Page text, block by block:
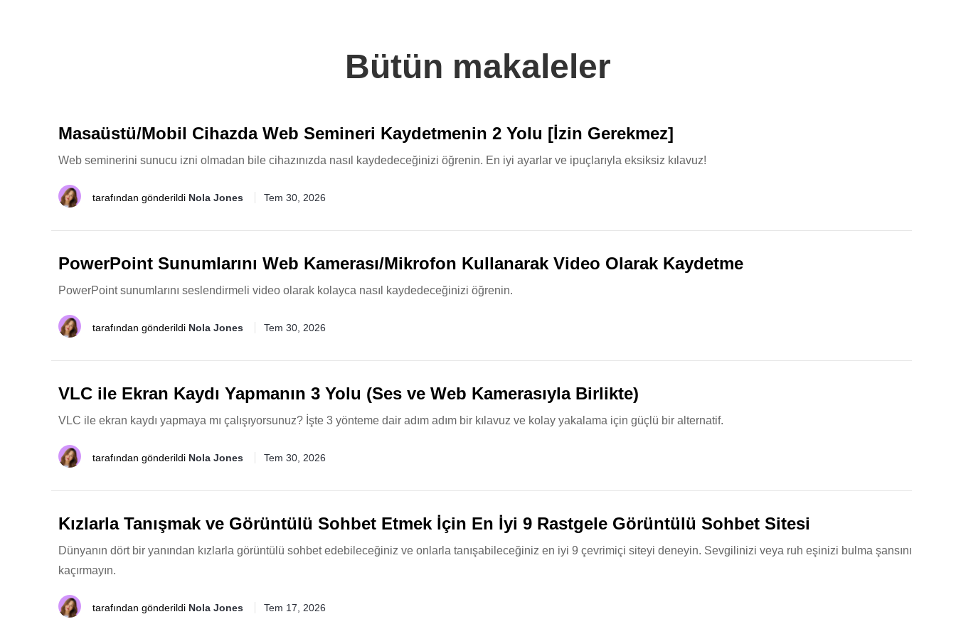
Bütün makaleler
Masaüstü/Mobil Cihazda Web Semineri Kaydetmenin 2 Yolu [İzin Gerekmez]
Web seminerini sunucu izni olmadan bile cihazınızda nasıl kaydedeceğinizi öğrenin. En iyi ayarlar ve ipuçlarıyla eksiksiz kılavuz!
tarafından gönderildi Nola Jones Tem 30, 2026
PowerPoint Sunumlarını Web Kamerası/Mikrofon Kullanarak Video Olarak Kaydetme
PowerPoint sunumlarını seslendirmeli video olarak kolayca nasıl kaydedeceğinizi öğrenin.
tarafından gönderildi Nola Jones Tem 30, 2026
VLC ile Ekran Kaydı Yapmanın 3 Yolu (Ses ve Web Kamerasıyla Birlikte)
VLC ile ekran kaydı yapmaya mı çalışıyorsunuz? İşte 3 yönteme dair adım adım bir kılavuz ve kolay yakalama için güçlü bir alternatif.
tarafından gönderildi Nola Jones Tem 30, 2026
Kızlarla Tanışmak ve Görüntülü Sohbet Etmek İçin En İyi 9 Rastgele Görüntülü Sohbet Sitesi
Dünyanın dört bir yanından kızlarla görüntülü sohbet edebileceğiniz ve onlarla tanışabileceğiniz en iyi 9 çevrimiçi siteyi deneyin. Sevgilinizi veya ruh eşinizi bulma şansını
kaçırmayın.
tarafından gönderildi Nola Jones Tem 17, 2026